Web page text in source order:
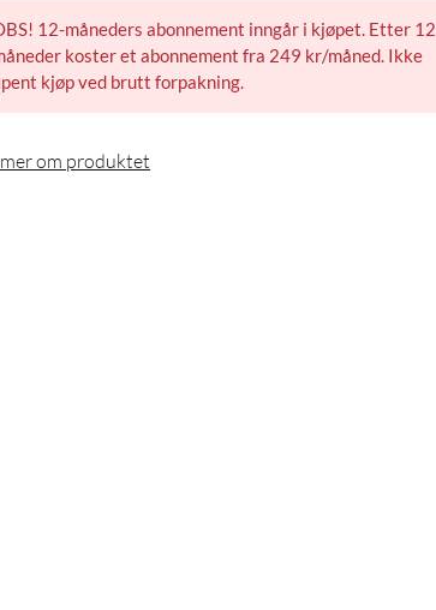
12-måneders abonnement inngår i kjøpet. Etter 12
koster et abonnement fra 249 kr/måned. Ikke
kjøp ved brutt forpakning.
mer om produktet